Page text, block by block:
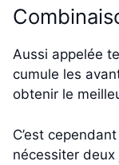
Aussi appelée
cumule les
obtenir le
C’est
nécessiter deux